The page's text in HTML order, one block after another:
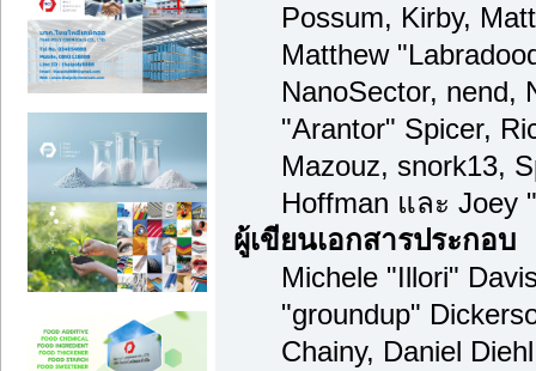
Possum, Kirby,
Matthew
NanoSector, nend,
"Arantor" Spicer,
Mazouz, snork13,
Hoffman และ Joey
ผู้เขียนเอกสารประกอบ
Michele "Illori"
"groundup"
Chainy, Daniel